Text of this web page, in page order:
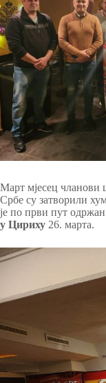
Март мјесец чланови
Србе су затворили
је по први пут
у Цириху 26. марта.